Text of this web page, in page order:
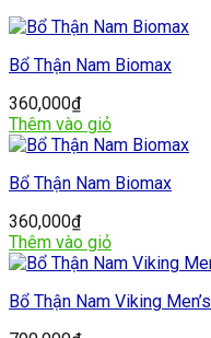
Bổ Thận Nam Biomax
360,000₫
Thêm vào giỏ
Bổ Thận Nam Biomax
360,000₫
Thêm vào giỏ
Bổ Thận Nam Viking Men’s